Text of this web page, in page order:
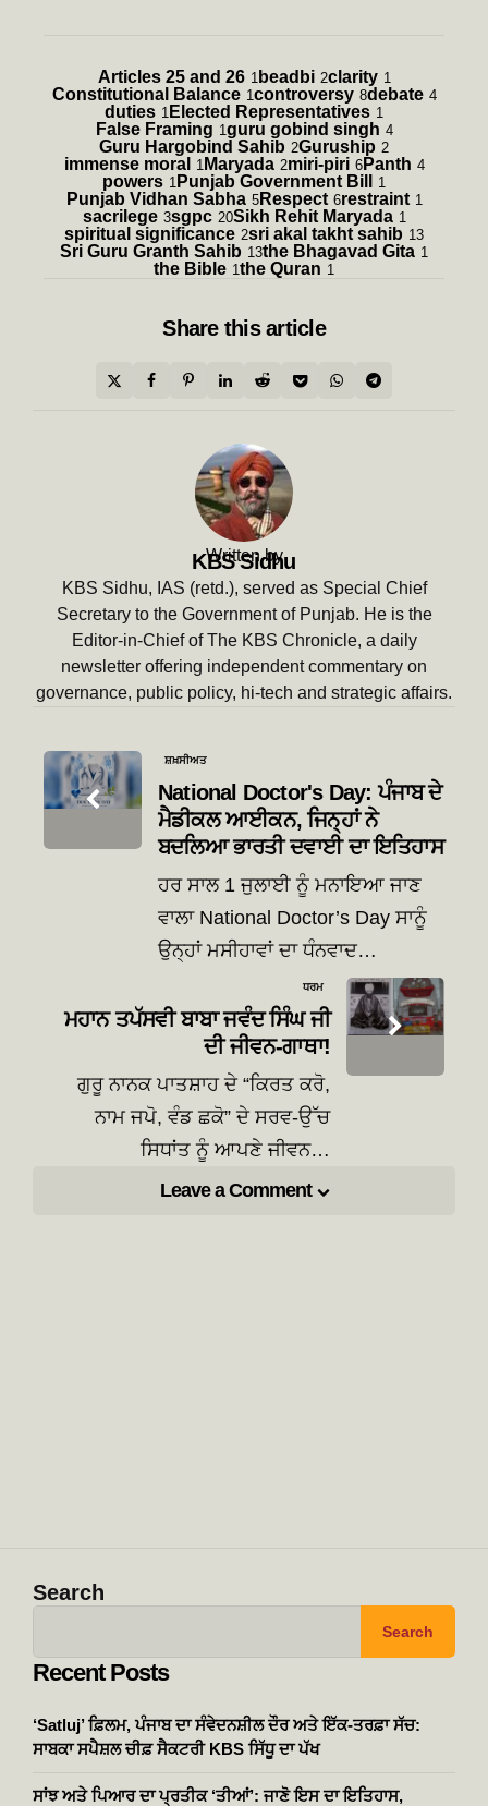
Articles 25 and 26 1 beadbi 2clarity 1
Constitutional Balance 1controversy 8debate 4
duties 1 Elected Representatives 1
False Framing 1guru gobind singh 4
Guru Hargobind Sahib 2Guruship 2
immense moral 1 Maryada 2miri-piri 6Panth 4
powers 1 Punjab Government Bill 1
Punjab Vidhan Sabha 5Respect 6restraint 1
sacrilege 3sgpc 20Sikh Rehit Maryada 1
spiritual significance 2sri akal takht sahib 13
Sri Guru Granth Sahib 13the Bhagavad Gita 1
the Bible 1the Quran 1
Share this article
Written by
KBS Sidhu
KBS Sidhu, IAS (retd.), served as Special Chief
Secretary to the Government of Punjab. He is the
Editor-in-Chief of The KBS Chronicle, a daily
newsletter offering independent commentary on
governance, public policy, hi-tech and strategic affairs.
Post
navigation
ਸ਼ਖ਼ਸੀਅਤ
National Doctor's Day: ਪੰਜਾਬ ਦੇ
ਮੈਡੀਕਲ ਆਈਕਨ, ਜਿਨ੍ਹਾਂ ਨੇ
ਬਦਲਿਆ ਭਾਰਤੀ ਦਵਾਈ ਦਾ ਇਤਿਹਾਸ
ਹਰ ਸਾਲ 1 ਜੁਲਾਈ ਨੂੰ ਮਨਾਇਆ ਜਾਣ
ਵਾਲਾ National Doctor’s Day ਸਾਨੂੰ
ਉਨ੍ਹਾਂ ਮਸੀਹਾਵਾਂ ਦਾ ਧੰਨਵਾਦ…
ਧਰਮ
ਮਹਾਨ ਤਪੱਸਵੀ ਬਾਬਾ ਜਵੰਦ ਸਿੰਘ ਜੀ
ਦੀ ਜੀਵਨ-ਗਾਥਾ!
ਗੁਰੂ ਨਾਨਕ ਪਾਤਸ਼ਾਹ ਦੇ “ਕਿਰਤ ਕਰੋ,
ਨਾਮ ਜਪੋ, ਵੰਡ ਛਕੋ” ਦੇ ਸਰਵ-ਉੱਚ
ਸਿਧਾਂਤ ਨੂੰ ਆਪਣੇ ਜੀਵਨ…
Leave a Comment
Search
Search
Recent Posts
‘Satluj’ ਫ਼ਿਲਮ, ਪੰਜਾਬ ਦਾ ਸੰਵੇਦਨਸ਼ੀਲ ਦੌਰ ਅਤੇ ਇੱਕ-ਤਰਫ਼ਾ ਸੱਚ:
ਸਾਬਕਾ ਸਪੈਸ਼ਲ ਚੀਫ਼ ਸੈਕਟਰੀ KBS ਸਿੱਧੂ ਦਾ ਪੱਖ
ਸਾਂਝ ਅਤੇ ਪਿਆਰ ਦਾ ਪ੍ਰਤੀਕ ‘ਤੀਆਂ’: ਜਾਣੋ ਇਸ ਦਾ ਇਤਿਹਾਸ,